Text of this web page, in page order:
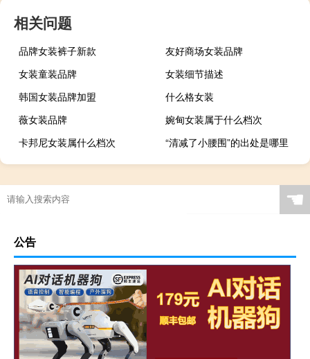
相关问题
品牌女装裤子新款
友好商场女装品牌
女装童装品牌
女装细节描述
韩国女装品牌加盟
什么格女装
薇女装品牌
婉甸女装属于什么档次
卡邦尼女装属什么档次
“清减了小腰围”的出处是哪里
☚
公告